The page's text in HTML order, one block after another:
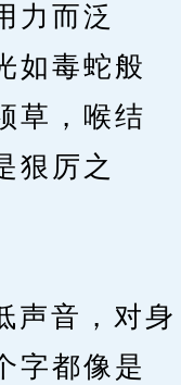
而泛
如毒蛇般
草，喉结
狠厉之
音，对身
字都像是